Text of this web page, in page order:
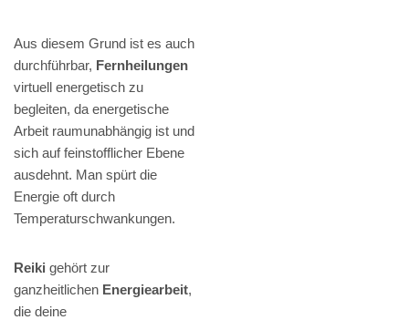
Aus diesem Grund ist es auch
durchführbar, Fernheilungen
virtuell energetisch zu
begleiten, da energetische
Arbeit raumunabhängig ist und
sich auf feinstofflicher Ebene
ausdehnt. Man spürt die
Energie oft durch
Temperaturschwankungen.
Reiki gehört zur
ganzheitlichen Energiearbeit,
die deine